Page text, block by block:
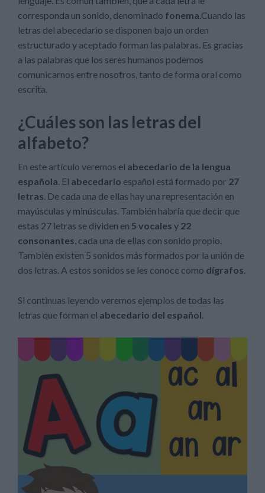
corresponda un sonido, denominado fonema.Cuando las
letras del abecedario se disponen bajo un orden
estructurado y aceptado forman las palabras. Es gracias
a las palabras que los seres humanos podemos
comunicarnos entre nosotros, tanto de forma oral como
escrita.
¿Cuáles son las letras del
alfabeto?
En este artículo veremos el abecedario de la lengua
española. El abecedario español está formado por 27
letras. De cada una de ellas hay una representación en
mayúsculas y minúsculas. También habría que decir que
estas 27 letras se dividen en 5 vocales y 22
consonantes, cada una de ellas con sonido propio.
También existen 5 sonidos más formados por la unión de
dos letras. A estos sonidos se les conoce como dígrafos.
Si continuas leyendo veremos ejemplos de todas las
letras que forman el abecedario del español.